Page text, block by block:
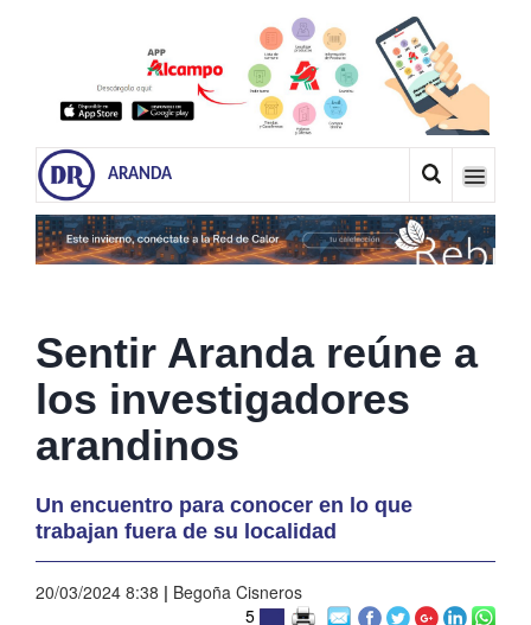
ARANDA
Sentir Aranda reúne a
los investigadores
arandinos
Un encuentro para conocer en lo que
trabajan fuera de su localidad
20/03/2024 8:38 | Begoña Cisneros
5